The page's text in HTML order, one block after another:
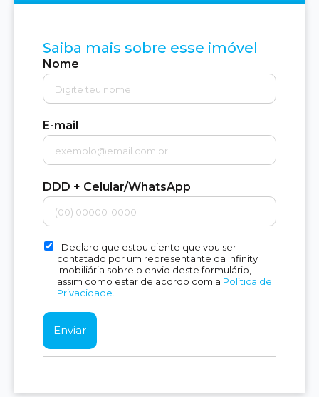
Saiba mais sobre esse imóvel
Nome
E-mail
DDD + Celular/WhatsApp
Declaro que estou ciente que vou ser
contatado por um representante da Infinity
Imobiliária sobre o envio deste formulário,
assim como estar de acordo com a Política de
Privacidade.